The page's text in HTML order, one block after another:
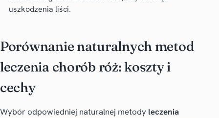
uszkodzenia liści.
Porównanie naturalnych metod
leczenia chorób róż: koszty i
cechy
Wybór odpowiedniej naturalnej metody leczenia